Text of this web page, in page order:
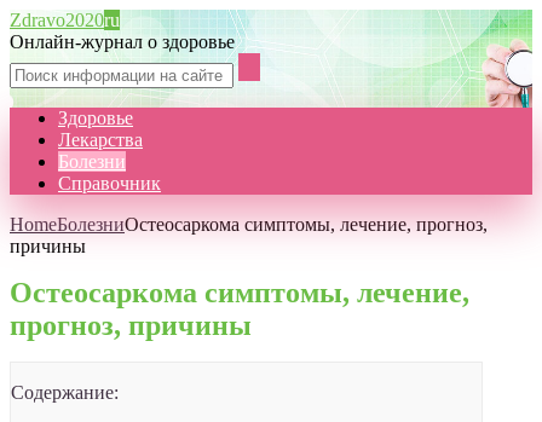
Zdravo2020ru
Онлайн-журнал о здоровье
Здоровье
Лекарства
Болезни
Справочник
HomeБолезниОстеосаркома симптомы, лечение, прогноз,
причины
Остеосаркома симптомы, лечение,
прогноз, причины
Содержание: